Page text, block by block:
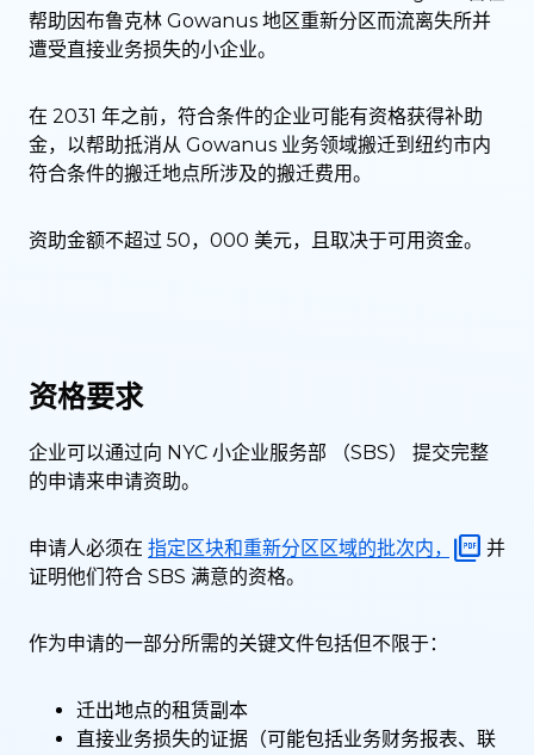
帮助因布鲁克林 Gowanus 地区重新分区而流离失所并
遭受直接业务损失的小企业。
在 2031 年之前，符合条件的企业可能有资格获得补助
金，以帮助抵消从 Gowanus 业务领域搬迁到纽约市内
符合条件的搬迁地点所涉及的搬迁费用。
资助金额不超过 50，000 美元，且取决于可用资金。
资格要求
企业可以通过向 NYC 小企业服务部 （SBS） 提交完整
的申请来申请资助。
申请人必须在 指定区块和重新分区区域的批次内，
并
证明他们符合 SBS 满意的资格。
作为申请的一部分所需的关键文件包括但不限于：
迁出地点的租赁副本
直接业务损失的证据（可能包括业务财务报表、联